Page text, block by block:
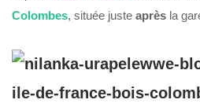
Colombes, située juste après la